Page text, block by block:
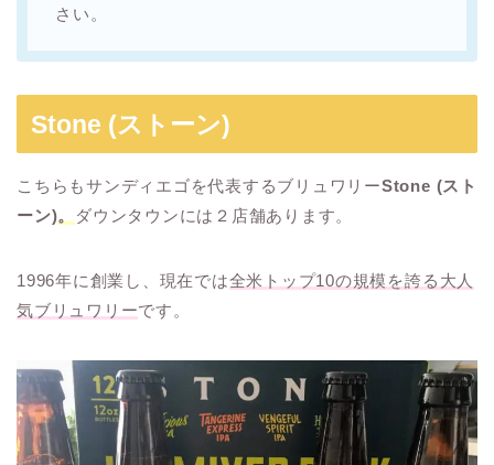
さい。
Stone (ストーン)
こちらもサンディエゴを代表するブリュワリーStone (スト
ーン)。 ダウンタウンには２店舗あります。
1996年に創業し、現在では全米トップ10の規模を誇る大人
気ブリュワリーです。